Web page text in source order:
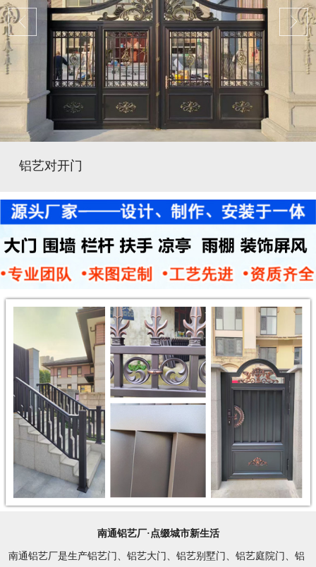
铝艺对开门
南通铝艺厂·点缀城市新生活
南通铝艺厂是生产铝艺门、铝艺大门、铝艺别墅门、铝艺庭院门、铝